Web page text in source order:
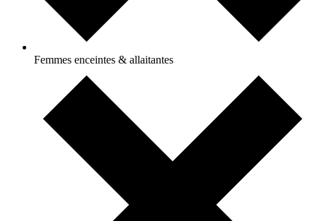
Femmes enceintes & allaitantes